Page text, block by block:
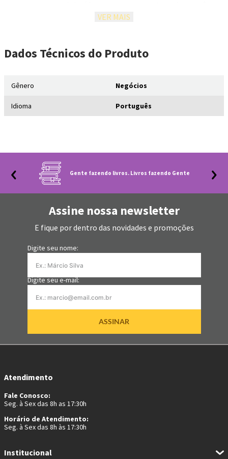
descobrir como: Transformar o ato de vender no passaporte para seu
excelência; Criar estratégias para vender qualquer tipo de produto,
ideia ou serviço; Reprogramar a sua mente para a prosperidade e
VER MAIS
Dados Técnicos do Produto
Gênero Negócios
Idioma Português
Gente fazendo livros. Livros fazendo Gente
Assine nossa newsletter
E fique por dentro das novidades e promoções
Digite seu nome:
Digite seu e-mail:
ASSINAR
Atendimento
Fale Conosco:
Seg. à Sex das 8h as 17:30h
Horário de Atendimento:
Seg. à Sex das 8h às 17:30h
Institucional